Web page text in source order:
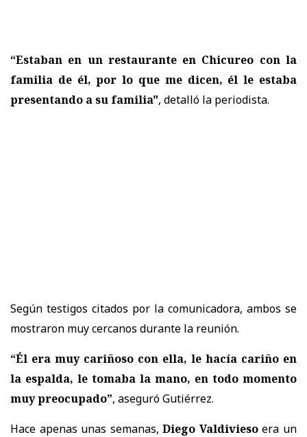
“Estaban en un restaurante en Chicureo con la
familia de él, por lo que me dicen, él le estaba
presentando a su familia", detalló la periodista.
Según testigos citados por la comunicadora, ambos se
mostraron muy cercanos durante la reunión.
“Él era muy cariñoso con ella, le hacía cariño en
la espalda, le tomaba la mano, en todo momento
muy preocupado”, aseguró Gutiérrez.
Hace apenas unas semanas,Diego Valdiviesoera un